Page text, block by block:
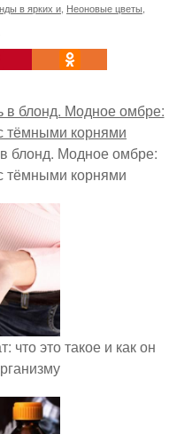
в ярких и Неоновые цветы
блонд. Модное омбре:
тёмными корнями
что это такое и как он